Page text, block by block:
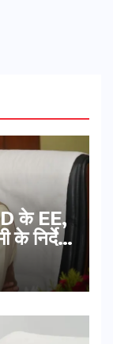
के EE,
के निर्देश